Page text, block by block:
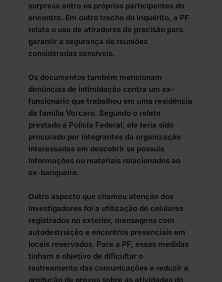
surpresa entre os próprios participantes do
encontro. Em outro trecho do inquérito, a PF
relata o uso de atiradores de precisão para
garantir a segurança de reuniões
consideradas sensíveis.
Os documentos também mencionam
denúncias de intimidação contra um ex-
funcionário que trabalhou em uma residência
da família Vorcaro. Segundo o relato
prestado à Polícia Federal, ele teria sido
procurado por integrantes da organização
interessados em descobrir se possuía
informações ou materiais relacionados ao
ex-banqueiro.
Outro aspecto que chamou atenção dos
investigadores foi a utilização de celulares
registrados no exterior, mensagens com
autodestruição e encontros presenciais em
locais reservados. Para a PF, essas medidas
tinham o objetivo de dificultar o
rastreamento das comunicações e reduzir a
produção de provas sobre as atividades do